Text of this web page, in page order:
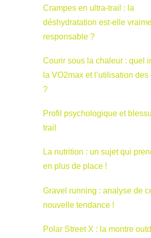
Crampes en ultra-trail : la
déshydratation est-elle
responsable ?
Courir sous la chaleur : quel
la VO2max et l’utilisation
?
Profil psychologique et
trail
La nutrition : un sujet qui
en plus de place !
Gravel running : analyse de
nouvelle tendance !
Polar Street X : la montre